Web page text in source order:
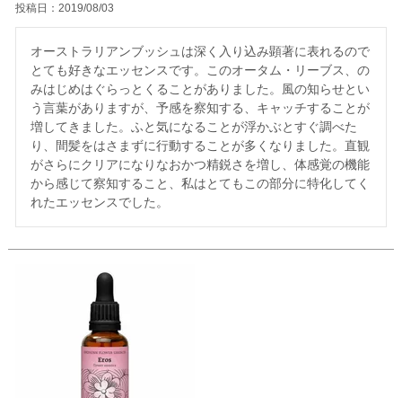
投稿日 2019/08/03
オーストラリアンブッシュは深く入り込み顕著に表れるので
とても好きなエッセンスです。このオータム・リーブス、の
みはじめはぐらっとくることがありました。風の知らせとい
う言葉がありますが、予感を察知する、キャッチすることが
増してきました。ふと気になることが浮かぶとすぐ調べた
り、間髪をはさまずに行動することが多くなりました。直観
がさらにクリアになりなおかつ精鋭さを増し、体感覚の機能
から感じて察知すること、私はとてもこの部分に特化してく
れたエッセンスでした。